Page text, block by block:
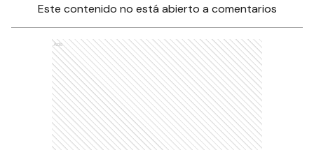
Este contenido no está abierto a comentarios
Ads